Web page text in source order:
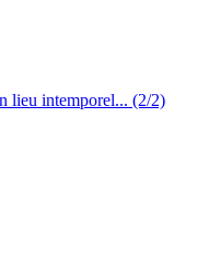
lieu intemporel... (2/2)